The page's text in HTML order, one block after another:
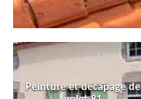
Peinture et décapage de